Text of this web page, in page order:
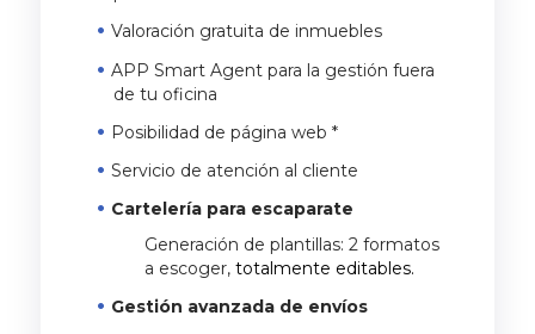
Valoración gratuita de inmuebles
APP Smart Agent para la gestión fuera
de tu oficina
Posibilidad de página web *
Servicio de atención al cliente
Cartelería para escaparate
Generación de plantillas: 2 formatos
a escoger, totalmente editables.
Gestión avanzada de envíos